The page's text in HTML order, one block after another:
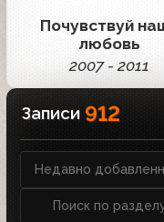
Почувствуй
любовь
2007 - 2011
Записи 912